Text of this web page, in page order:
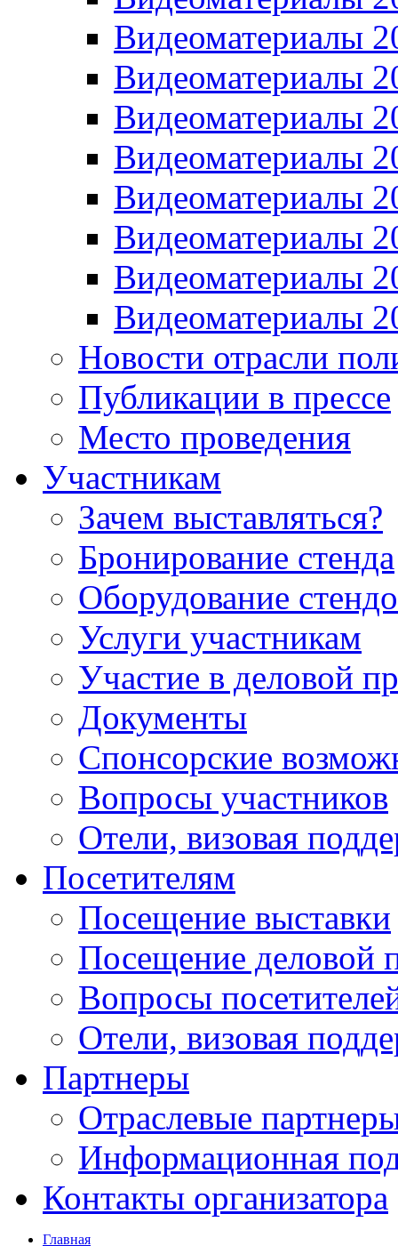
Видеоматериалы
Видеоматериалы
Видеоматериалы
Видеоматериалы
Видеоматериалы
Видеоматериалы
Видеоматериалы
Видеоматериалы
Новости отрасли
Публикации в прессе
Место проведения
Участникам
Зачем выставляться?
Бронирование стенда
Оборудование
Услуги участникам
Участие в деловой
Документы
Спонсорские
Вопросы участников
Отели, визовая
Посетителям
Посещение выставки
Посещение деловой
Вопросы
Отели, визовая
Партнеры
Отраслевые
Информационная
Контакты организатора
Главная